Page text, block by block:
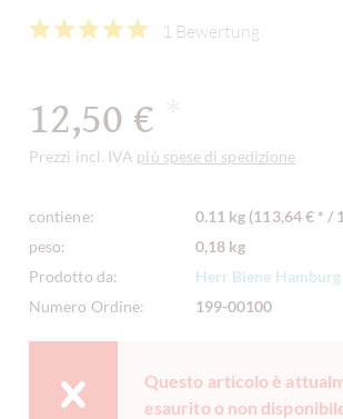
1 Bewertung
12,50 €
Prezzi incl. IVA più spese di spedizione
contiene:
0.11 kg (113,64 € * /
peso:
0,18 kg
Prodotto da:
Herr Biene Hamburg
Numero Ordine:
199-00100
Questo articolo è
esaurito o non